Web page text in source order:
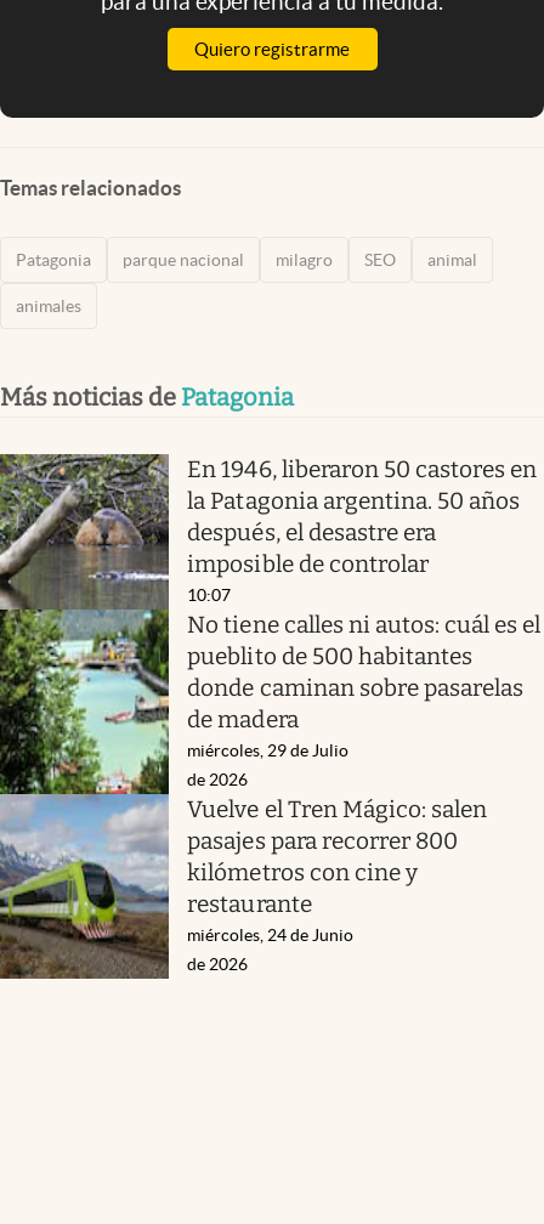
Quiero registrarme
Temas relacionados
Patagonia parque nacional milagro SEO animal
animales
Más noticias de Patagonia
En 1946, liberaron 50 castores en
la Patagonia argentina. 50 años
después, el desastre era
imposible de controlar
10:07
No tiene calles ni autos: cuál es el
pueblito de 500 habitantes
donde caminan sobre pasarelas
de madera
miércoles, 29 de Julio
de 2026
Vuelve el Tren Mágico: salen
pasajes para recorrer 800
kilómetros con cine y
restaurante
miércoles, 24 de Junio
de 2026